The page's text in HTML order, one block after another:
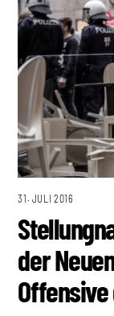
31. JULI 2016
der